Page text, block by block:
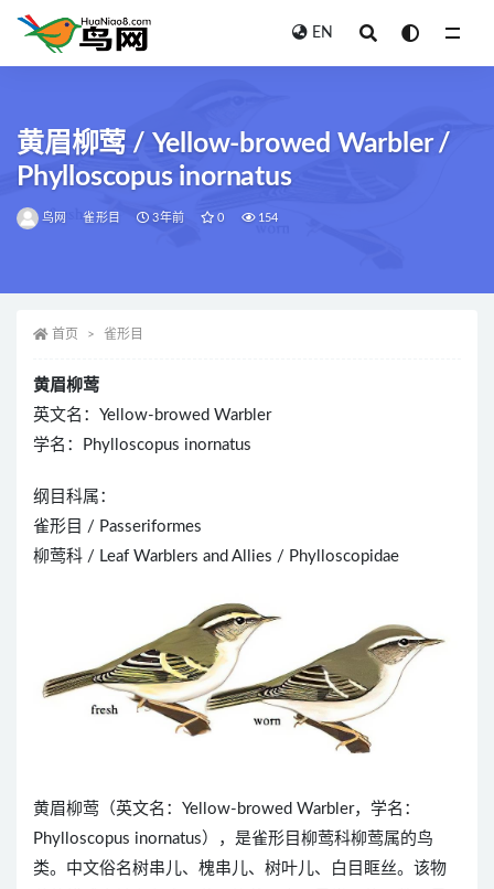
EN
黄眉柳莺 / Yellow-browed Warbler /
Phylloscopus inornatus
鸟网 雀形目 3年前 0 154
首页 雀形目
黄眉柳莺
英文名：Yellow-browed Warbler
学名：Phylloscopus inornatus
纲目科属：
雀形目 / Passeriformes
柳莺科 / Leaf Warblers and Allies / Phylloscopidae
黄眉柳莺（英文名：Yellow-browed Warbler，学名：
Phylloscopus inornatus），是雀形目柳莺科柳莺属的鸟
类。中文俗名树串儿、槐串儿、树叶儿、白目眶丝。该物